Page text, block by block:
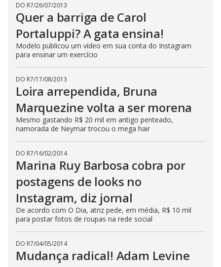
DO R7/26/07/2013
Quer a barriga de Carol
Portaluppi? A gata ensina!
Modelo publicou um vídeo em sua conta do Instagram
para ensinar um exercício
DO R7/17/08/2013
Loira arrependida, Bruna
Marquezine volta a ser morena
Mesmo gastando R$ 20 mil em antigo penteado,
namorada de Neymar trocou o mega hair
DO R7/16/02/2014
Marina Ruy Barbosa cobra por
postagens de looks no
Instagram, diz jornal
De acordo com O Dia, atriz pede, em média, R$ 10 mil
para postar fotos de roupas na rede social
DO R7/04/05/2014
Mudança radical! Adam Levine